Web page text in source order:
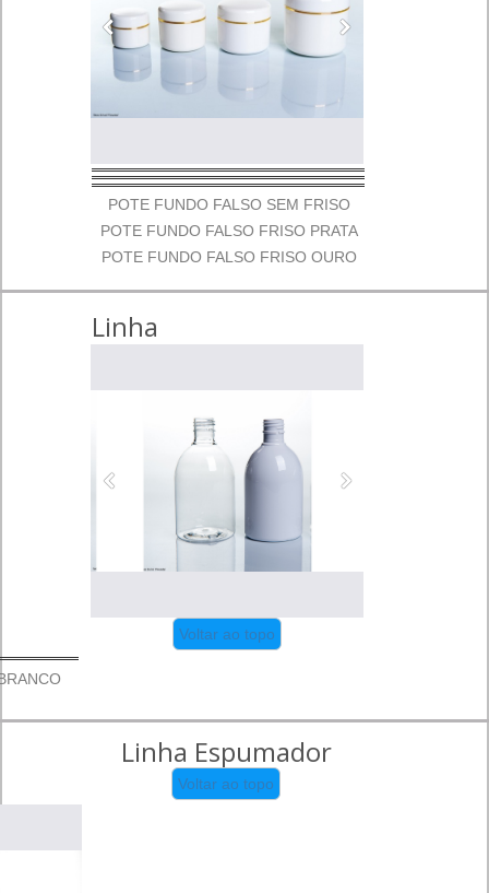
POTE FUNDO FALSO SEM FRISO
POTE FUNDO FALSO FRISO PRATA
POTE FUNDO FALSO FRISO OURO
Linha
Saboneteiras
Voltar ao topo
Linha Espumador
Voltar ao topo